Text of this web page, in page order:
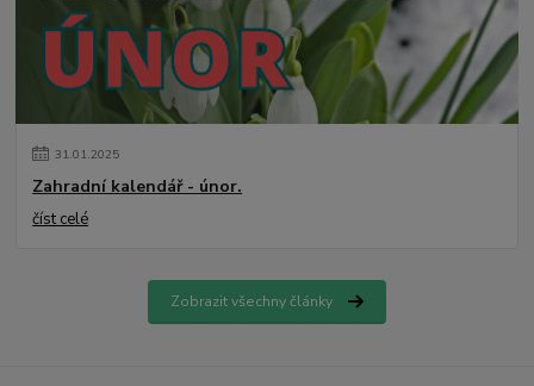
31.01.2025
Zahradní kalendář - únor.
číst celé
Zobrazit všechny články